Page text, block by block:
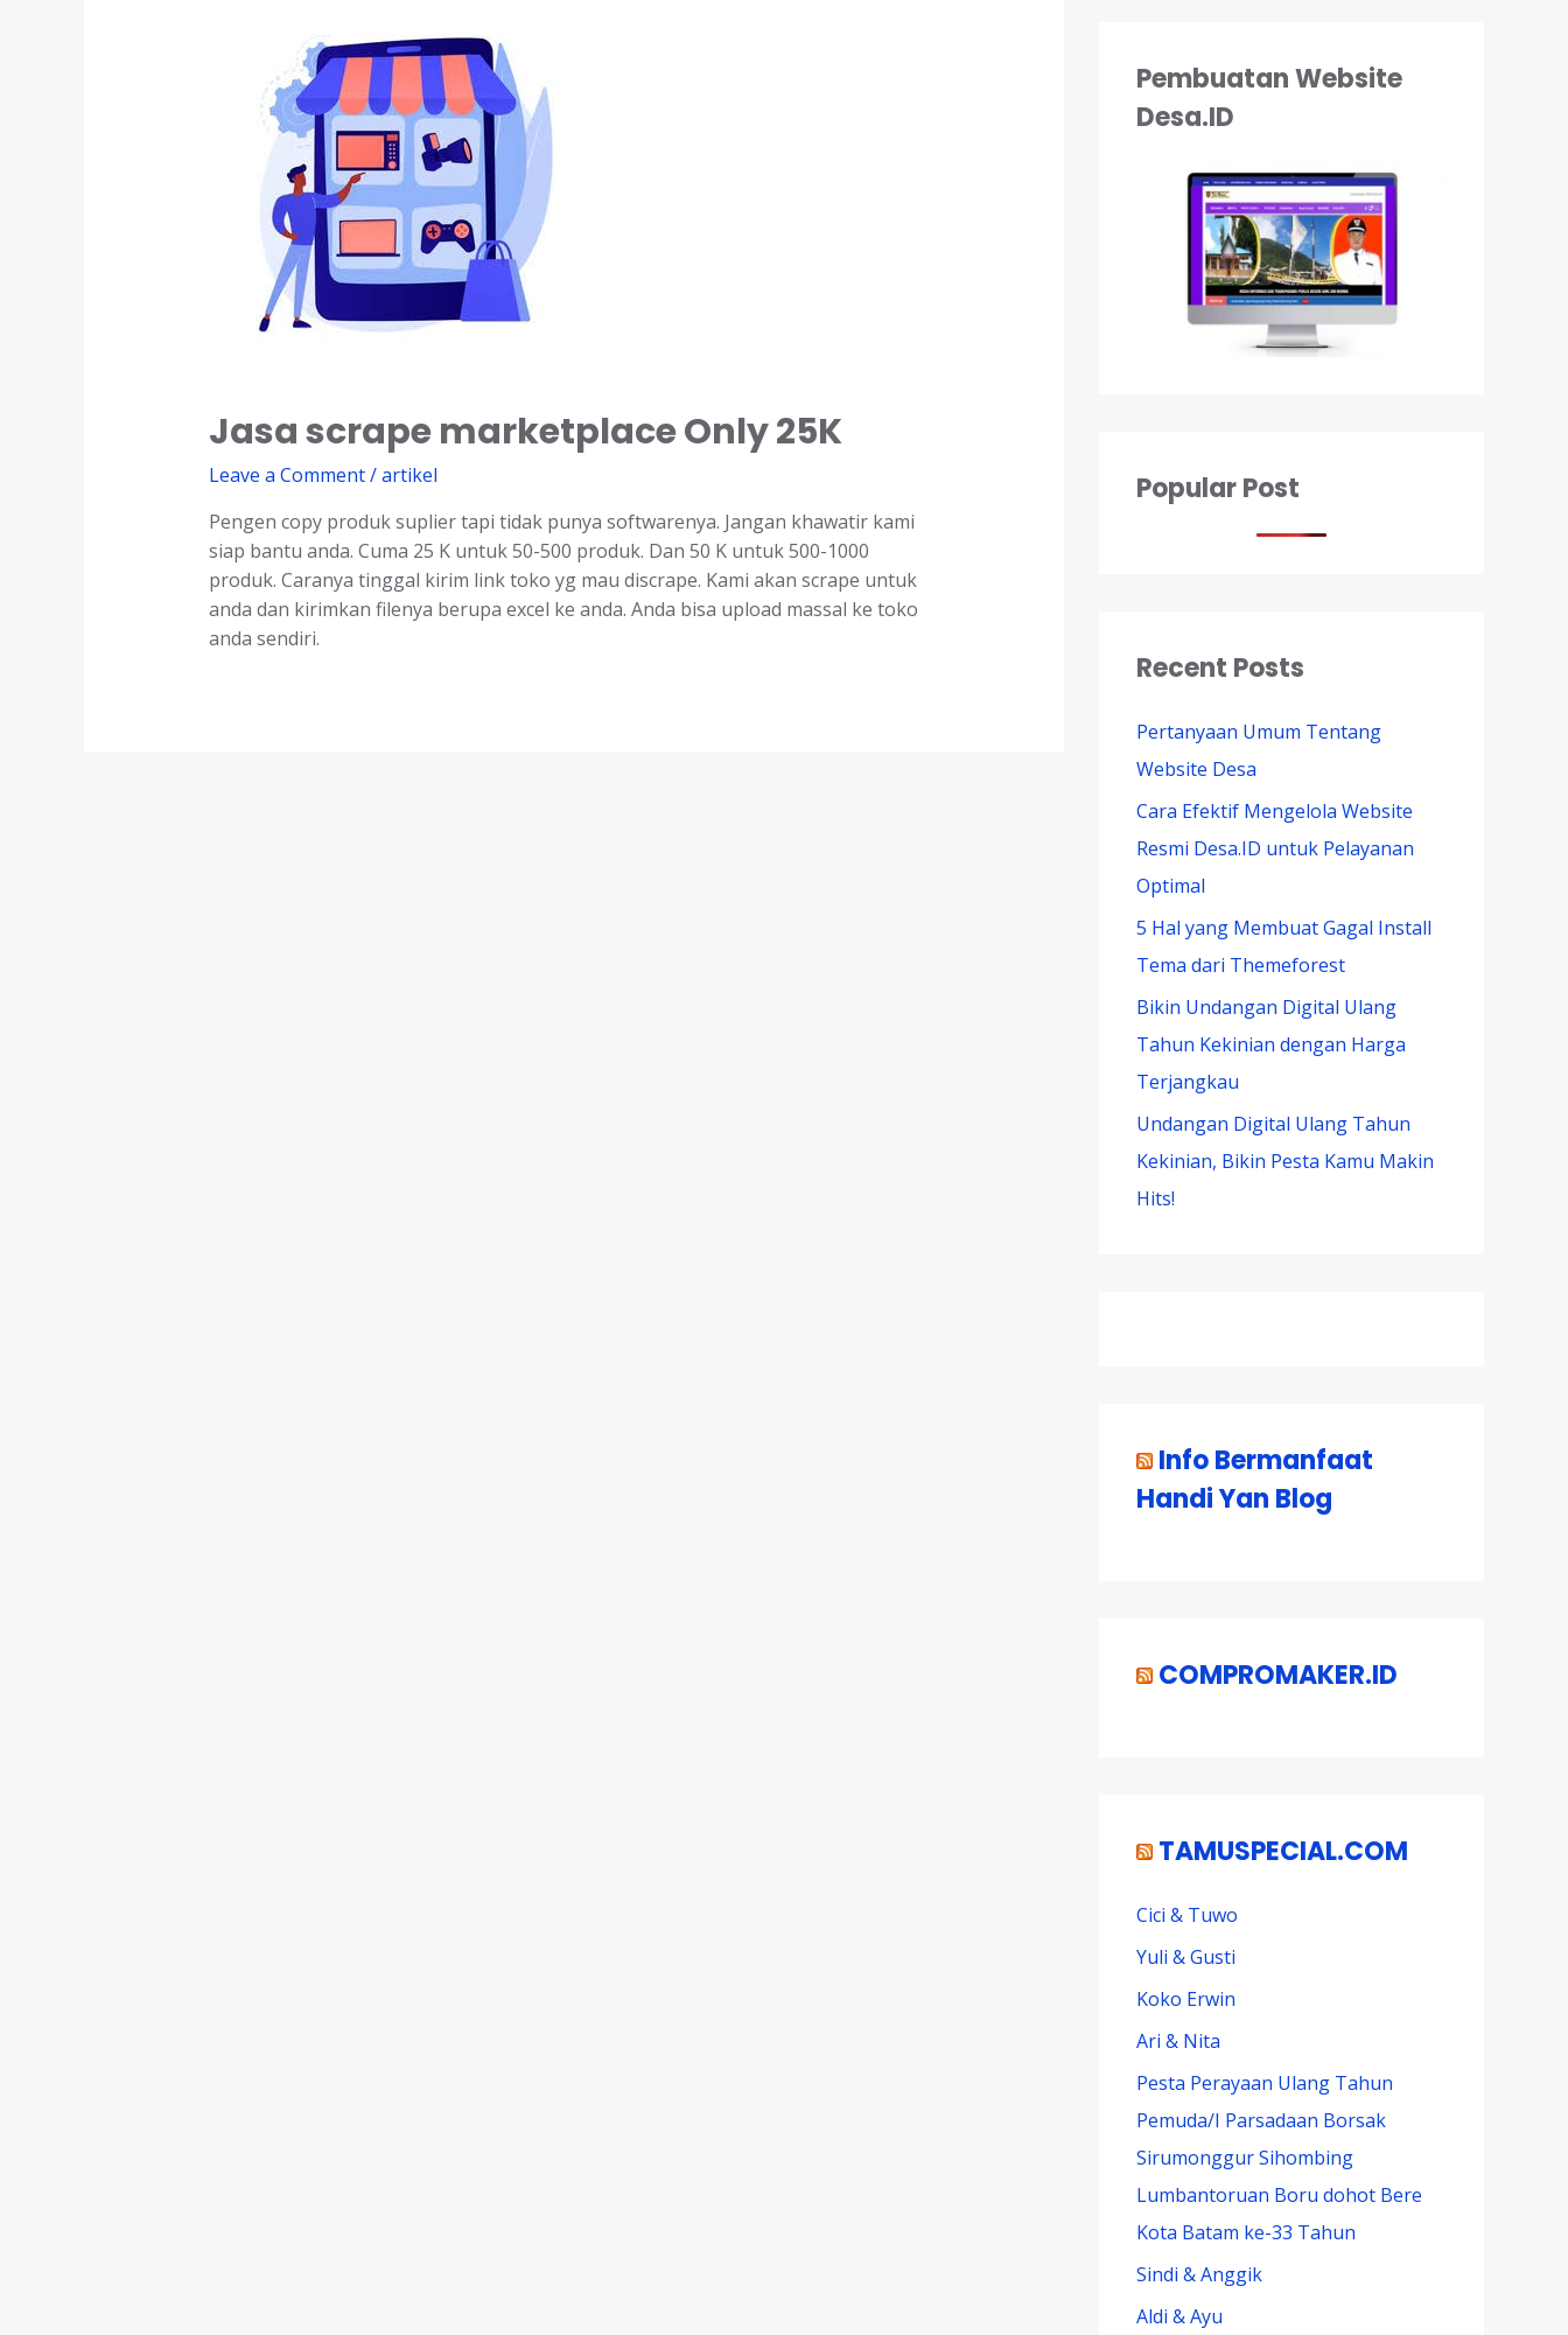
Jasa scrape marketplace Only 25K
Leave a Comment/artikel
Pengen copy produk suplier tapi tidak punya softwarenya. Jangan khawatir kami
siap bantu anda. Cuma 25 K untuk 50-500 produk. Dan 50 K untuk 500-1000
produk. Caranya tinggal kirim link toko yg mau discrape. Kami akan scrape untuk
anda dan kirimkan filenya berupa excel ke anda. Anda bisa upload massal ke toko
anda sendiri.
Pembuatan Website
Desa.ID
Popular Post
Recent Posts
Pertanyaan Umum Tentang
Website Desa
Cara Efektif Mengelola Website
Resmi Desa.ID untuk Pelayanan
Optimal
5 Hal yang Membuat Gagal Install
Tema dari Themeforest
Bikin Undangan Digital Ulang
Tahun Kekinian dengan Harga
Terjangkau
Undangan Digital Ulang Tahun
Kekinian, Bikin Pesta Kamu Makin
Hits!
Info Bermanfaat
Handi Yan Blog
COMPROMAKER.ID
TAMUSPECIAL.COM
Cici & Tuwo
Yuli & Gusti
Koko Erwin
Ari & Nita
Pesta Perayaan Ulang Tahun
Pemuda/I Parsadaan Borsak
Sirumonggur Sihombing
Lumbantoruan Boru dohot Bere
Kota Batam ke-33 Tahun
Sindi & Anggik
Aldi & Ayu